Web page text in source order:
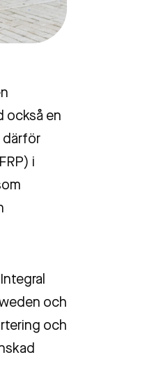
också en
därför
i
och
och